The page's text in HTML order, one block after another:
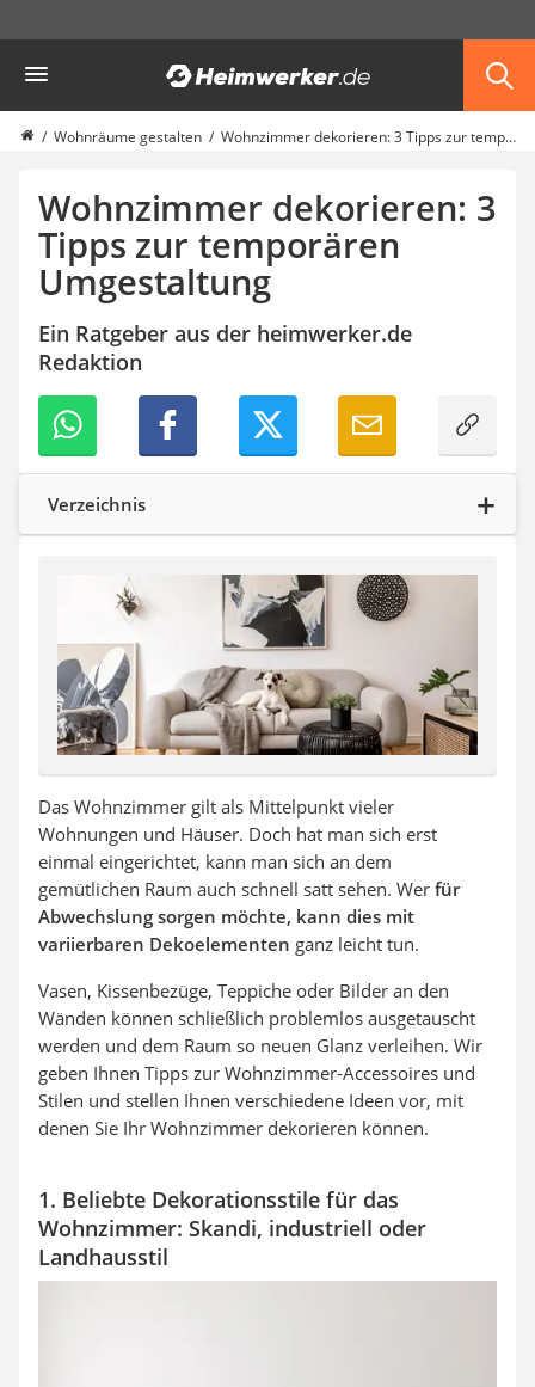
Möbel & Einrichtung
Daunenkissen
Wäscheständer
Spülrandloses WC
Heizdecke
Daunendecken
Backofen
HiFi-Lautsprecher
Samsung-Waschmaschine
LED-Feuchtraumleuchte
4K-Beamer
Schraubendreher-Set
Sägekettenschärfgerät
Geschirrspüler 45 cm
Fußsack
Wohnräume gestalten Wohnzimmer dekorieren: 3 Tipps zur temporären Umgestaltung
Wohnzimmer dekorieren: 3
Tipps zur temporären
Umgestaltung
Ein Ratgeber aus der heimwerker.de
Redaktion
Verzeichnis
Das Wohnzimmer gilt als Mittelpunkt vieler
Wohnungen und Häuser. Doch hat man sich erst
einmal eingerichtet, kann man sich an dem
gemütlichen Raum auch schnell satt sehen. Wer für
Abwechslung sorgen möchte, kann dies mit
variierbaren Dekoelementen ganz leicht tun.
Vasen, Kissenbezüge, Teppiche oder Bilder an den
Wänden können schließlich problemlos ausgetauscht
werden und dem Raum so neuen Glanz verleihen. Wir
geben Ihnen Tipps zur Wohnzimmer-Accessoires und
Stilen und stellen Ihnen verschiedene Ideen vor, mit
denen Sie Ihr Wohnzimmer dekorieren können.
1. Beliebte Dekorationsstile für das
Wohnzimmer: Skandi, industriell oder
Landhausstil